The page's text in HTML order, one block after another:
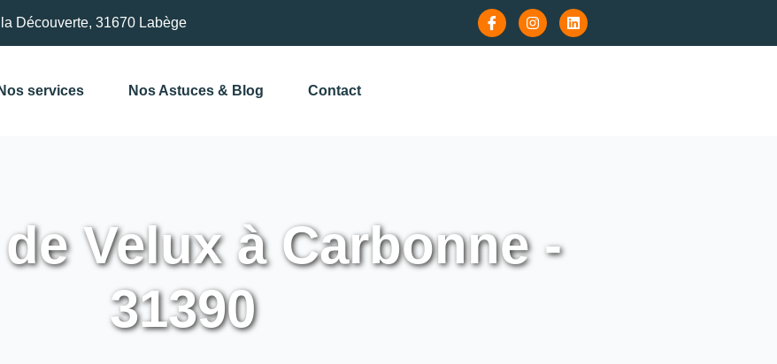
Découverte, 31670 Labège
Nos services Nos Astuces & Blog Contact
Velux à Carbonne -
31390